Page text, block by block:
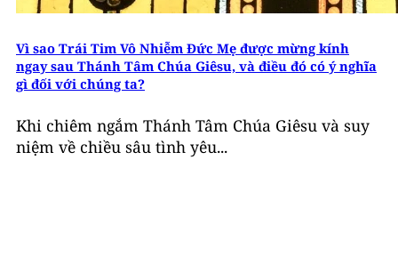
Vì sao Trái Tim Vô Nhiễm Đức Mẹ được mừng kính
ngay sau Thánh Tâm Chúa Giêsu, và điều đó có ý nghĩa
gì đối với chúng ta?
Khi chiêm ngắm Thánh Tâm Chúa Giêsu và suy
niệm về chiều sâu tình yêu...